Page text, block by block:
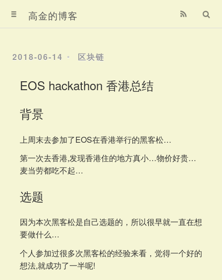
高金的博客
2018-06-14 区块链
EOS hackathon 香港总结
背景
上周末去参加了EOS在香港举行的黑客松…
第一次去香港,发现香港住的地方真小…物价好贵…
麦当劳都吃不起…
选题
因为本次黑客松是自己选题的，所以很早就一直在想
要做什么…
个人参加过很多次黑客松的经验来看，觉得一个好的
想法,就成功了一半呢!
首页
关于我
赞赏我